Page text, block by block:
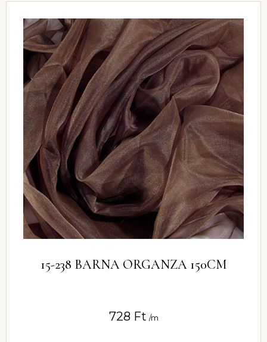
15-238 BARNA ORGANZA 150CM
728 Ft /m